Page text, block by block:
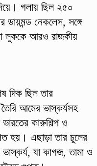
গলায় ছিল ২৫০
ডায়মন্ড নেকলেস, সঙ্গে
লুককে আরও রাজকীয়
দিক ছিল তার
আমের ভাস্কর্যসহ
কারুশিল্প ও
হয়। এছাড়া তার চুলের
যা কাগজ, তামা ও